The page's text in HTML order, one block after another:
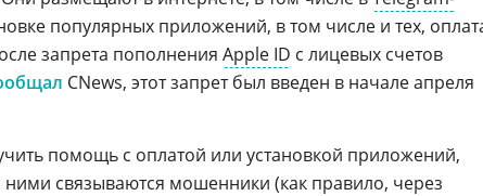
популярных приложений, в том числе и тех,
запрета пополнения Apple ID с лицевых счетов
CNews, этот запрет был введен в начале апреля
помощь с оплатой или установкой приложений,
ними связываются мошенники (как правило, через